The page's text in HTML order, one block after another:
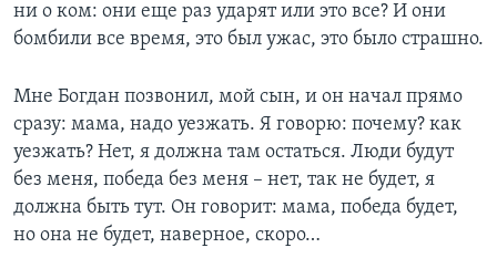
ни о ком: они еще раз ударят или это все? И они
бомбили все время, это был ужас, это было страшно.
Мне Богдан позвонил, мой сын, и он начал прямо
сразу: мама, надо уезжать. Я говорю: почему? как
уезжать? Нет, я должна там остаться. Люди будут
без меня, победа без меня – нет, так не будет, я
должна быть тут. Он говорит: мама, победа будет,
но она не будет, наверное, скоро…